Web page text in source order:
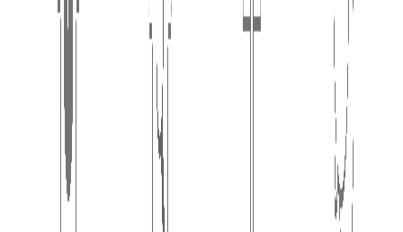
私たちについて
利用規約
会員登録/ログイン